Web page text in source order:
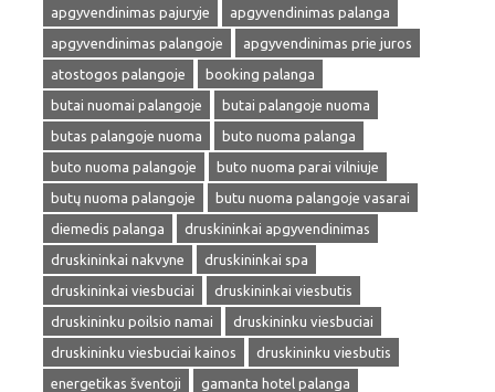
apgyvendinimas pajuryje
apgyvendinimas palanga
apgyvendinimas palangoje
apgyvendinimas prie juros
atostogos palangoje
booking palanga
butai nuomai palangoje
butai palangoje nuoma
butas palangoje nuoma
buto nuoma palanga
buto nuoma palangoje
buto nuoma parai vilniuje
butų nuoma palangoje
butu nuoma palangoje vasarai
diemedis palanga
druskininkai apgyvendinimas
druskininkai nakvyne
druskininkai spa
druskininkai viesbuciai
druskininkai viesbutis
druskininku poilsio namai
druskininku viesbuciai
druskininku viesbuciai kainos
druskininku viesbutis
energetikas šventoji
gamanta hotel palanga